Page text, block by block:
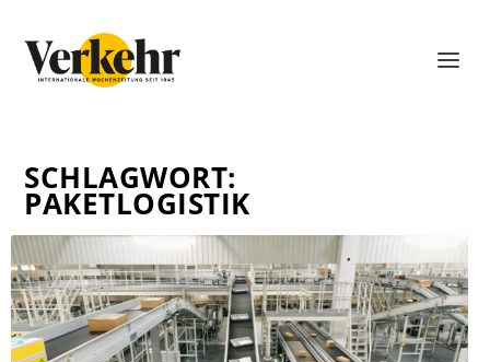
SCHLAGWORT:
PAKETLOGISTIK